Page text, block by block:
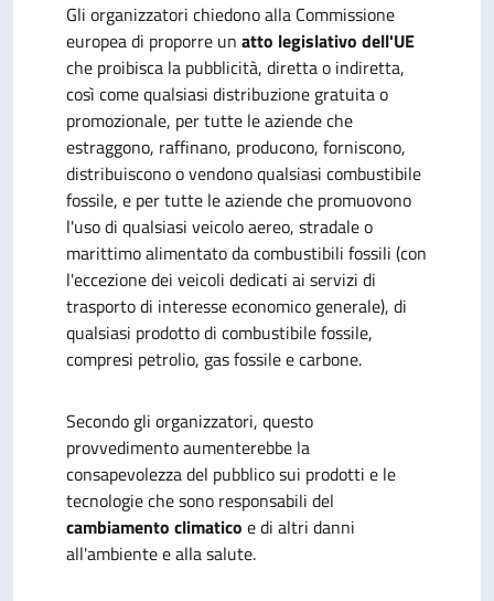
Gli organizzatori chiedono alla Commissione
europea di proporre un atto legislativo dell'UE
che proibisca la pubblicità, diretta o indiretta,
così come qualsiasi distribuzione gratuita o
promozionale, per tutte le aziende che
estraggono, raffinano, producono, forniscono,
distribuiscono o vendono qualsiasi combustibile
fossile, e per tutte le aziende che promuovono
l'uso di qualsiasi veicolo aereo, stradale o
marittimo alimentato da combustibili fossili (con
l'eccezione dei veicoli dedicati ai servizi di
trasporto di interesse economico generale), di
qualsiasi prodotto di combustibile fossile,
compresi petrolio, gas fossile e carbone.
Secondo gli organizzatori, questo
provvedimento aumenterebbe la
consapevolezza del pubblico sui prodotti e le
tecnologie che sono responsabili del
cambiamento climatico e di altri danni
all'ambiente e alla salute.